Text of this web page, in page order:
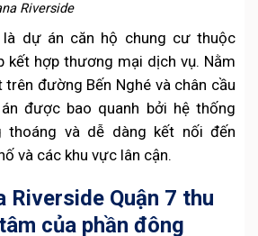
Riverside
là dự án căn hộ chung cư thuộc
kết hợp thương mại dịch vụ. Nằm
đường Bến Nghé và chân cầu
được bao quanh bởi hệ thống
thoáng và dễ dàng kết nối đến
và các khu vực lân cận.
Riverside Quận 7 thu
của phần đông